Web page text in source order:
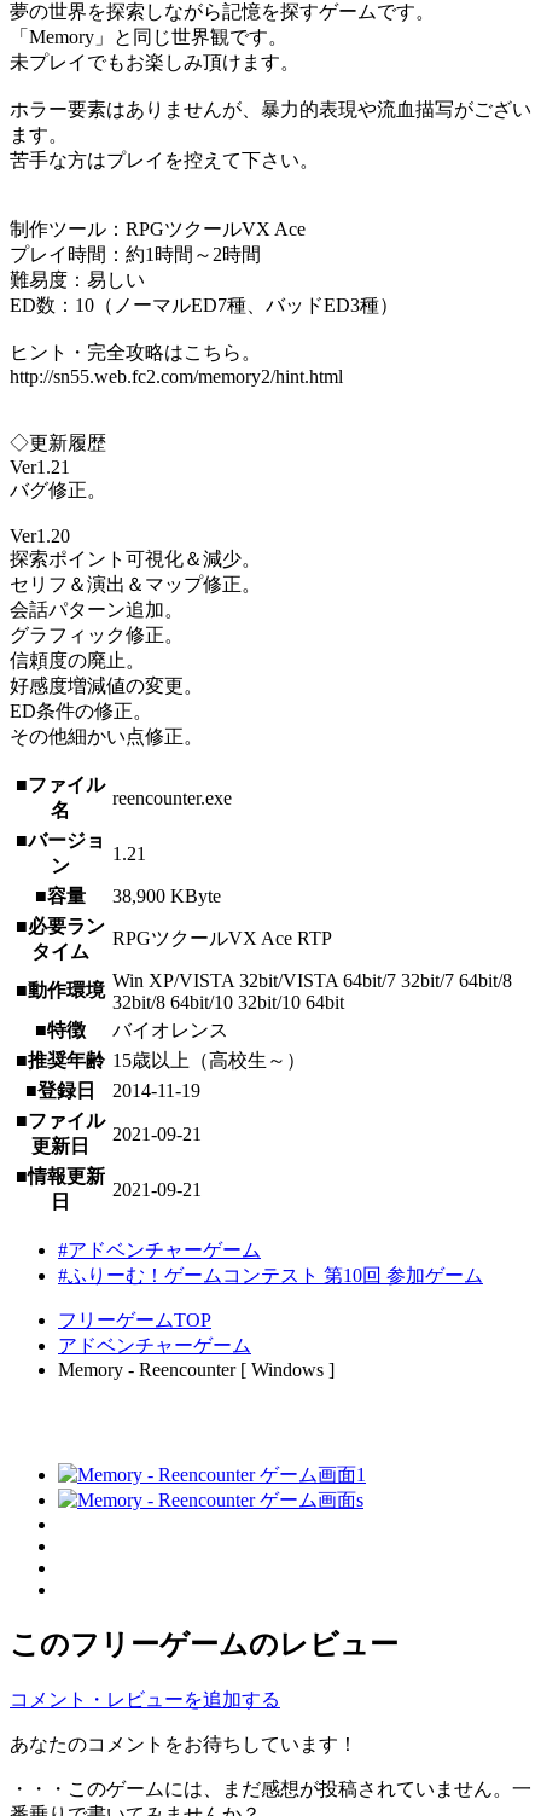
夢の世界を探索しながら記憶を探すゲームです。
「Memory」と同じ世界観です。
未プレイでもお楽しみ頂けます。
ホラー要素はありませんが、暴力的表現や流血描写がござい
ます。
苦手な方はプレイを控えて下さい。
制作ツール：RPGツクールVX Ace
プレイ時間：約1時間～2時間
難易度：易しい
ED数：10（ノーマルED7種、バッドED3種）
ヒント・完全攻略はこちら。
http://sn55.web.fc2.com/memory2/hint.html
◇更新履歴
Ver1.21
バグ修正。
Ver1.20
探索ポイント可視化＆減少。
セリフ＆演出＆マップ修正。
会話パターン追加。
グラフィック修正。
信頼度の廃止。
好感度増減値の変更。
ED条件の修正。
その他細かい点修正。
■ファイル
名
reencounter.exe
■バージョ
ン
1.21
■容量
38,900 KByte
■必要ラン
タイム
RPGツクールVX Ace RTP
■動作環境 Win XP/VISTA 32bit/VISTA 64bit/7 32bit/7 64bit/8
32bit/8 64bit/10 32bit/10 64bit
■特徴
バイオレンス
■推奨年齢 15歳以上（高校生～）
■登録日
2014-11-19
■ファイル
更新日
2021-09-21
■情報更新
日
2021-09-21
#アドベンチャーゲーム
#ふりーむ！ゲームコンテスト 第10回 参加ゲーム
フリーゲームTOP
アドベンチャーゲーム
Memory - Reencounter [ Windows ]
このフリーゲームのレビュー
コメント・レビューを追加する
あなたのコメントをお待ちしています！
・・・このゲームには、まだ感想が投稿されていません。一